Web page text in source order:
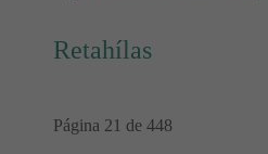
Retahílas
Página 21 de 448